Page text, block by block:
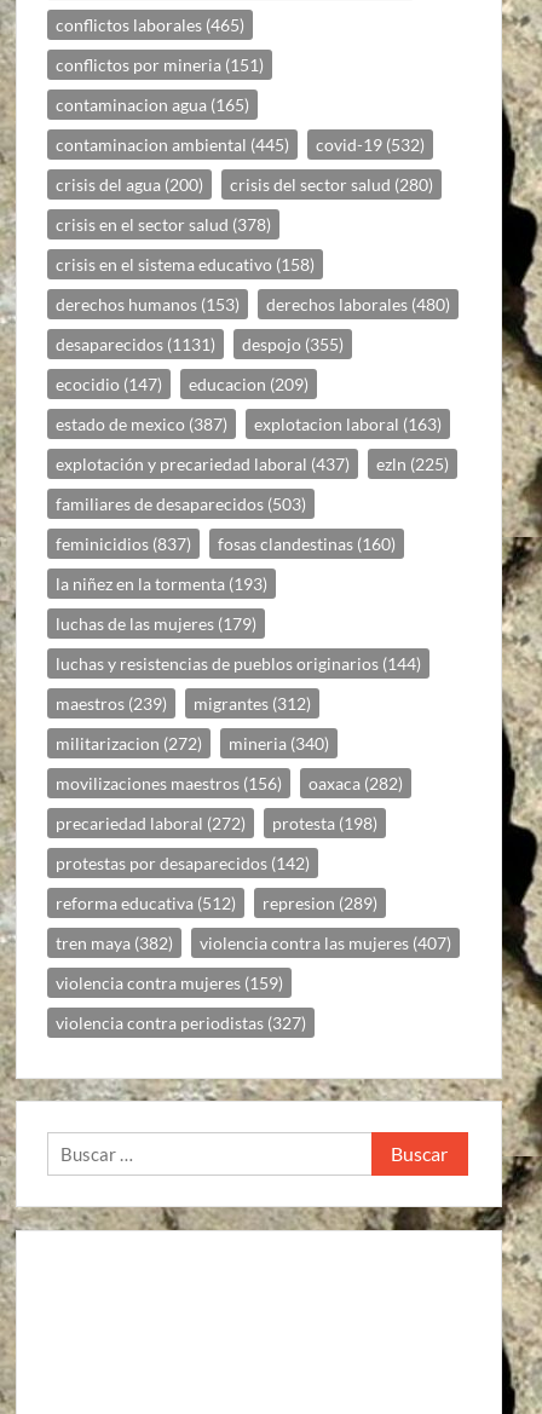
conflictos laborales (465)
conflictos por mineria (151)
contaminacion agua (165)
contaminacion ambiental (445) covid-19 (532)
crisis del agua (200) crisis del sector salud (280)
crisis en el sector salud (378)
crisis en el sistema educativo (158)
derechos humanos (153) derechos laborales (480)
desaparecidos (1131) despojo (355)
ecocidio (147) educacion (209)
estado de mexico (387) explotacion laboral (163)
explotación y precariedad laboral (437) ezln (225)
familiares de desaparecidos (503)
feminicidios (837) fosas clandestinas (160)
la niñez en la tormenta (193)
luchas de las mujeres (179)
luchas y resistencias de pueblos originarios (144)
maestros (239) migrantes (312)
militarizacion (272) mineria (340)
movilizaciones maestros (156) oaxaca (282)
precariedad laboral (272) protesta (198)
protestas por desaparecidos (142)
reforma educativa (512) represion (289)
tren maya (382) violencia contra las mujeres (407)
violencia contra mujeres (159)
violencia contra periodistas (327)
Buscar: